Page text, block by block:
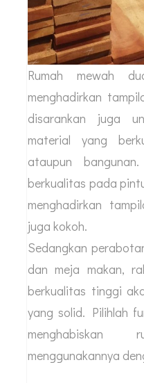
Rumah mewah
menghadirkan
disarankan juga
material yang
ataupun
berkualitas pada
menghadirkan
juga kokoh.
Sedangkan
dan meja makan,
berkualitas tinggi
yang solid. Pilihlah
menggunakannya